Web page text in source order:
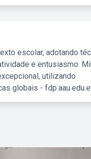
escolar, adotando
e entusiasmo.
utilizando
globais -